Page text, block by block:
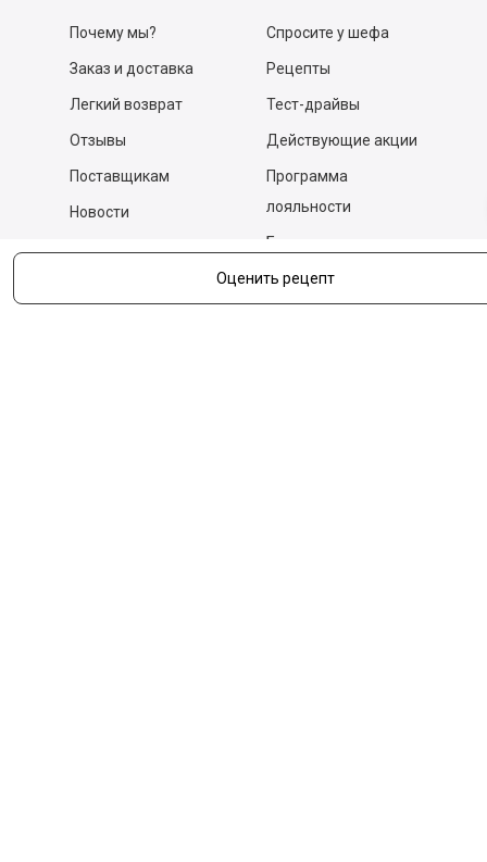
Оценить рецепт
Почему мы?
Заказ и доставка
Легкий возврат
Отзывы
Поставщикам
Новости
Спросите у шефа
Рецепты
Тест-драйвы
Действующие акции
Программа
лояльности
Бизнесу
Вакансии